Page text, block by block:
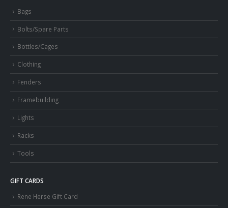
Bags
Bolts/Spare Parts
Bottles/Cages
Clothing
Fenders
Framebuilding
Lights
Racks
Tools
GIFT CARDS
Rene Herse Gift Card